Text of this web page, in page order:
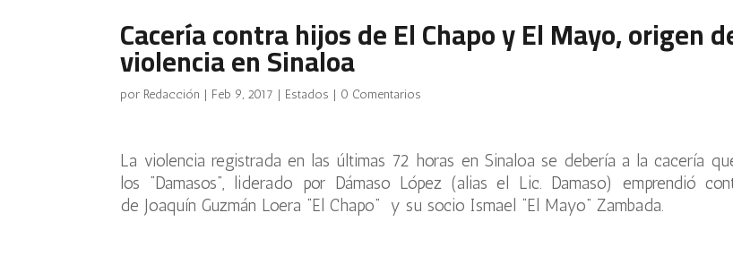
Cacería contra hijos de El Chapo y El Mayo, origen
violencia en Sinaloa
por Redacción | Feb 9, 2017 | Estados | 0 Comentarios
La violencia registrada en las últimas 72 horas en Sinaloa se debería a la cacería
los “Damasos”, liderado por Dámaso López (alias el Lic. Damaso) emprendió
de Joaquín Guzmán Loera “El Chapo” y su socio Ismael “El Mayo” Zambada.